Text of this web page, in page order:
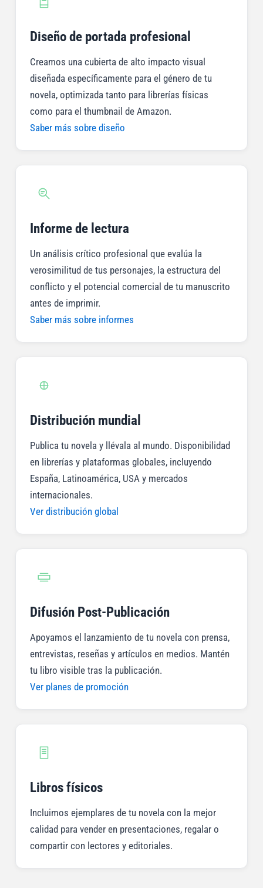
Diseño de portada profesional
Creamos una cubierta de alto impacto visual
diseñada específicamente para el género de tu
novela, optimizada tanto para librerías físicas
como para el thumbnail de Amazon.
Saber más sobre diseño
Informe de lectura
Un análisis crítico profesional que evalúa la
verosimilitud de tus personajes, la estructura del
conflicto y el potencial comercial de tu manuscrito
antes de imprimir.
Saber más sobre informes
Distribución mundial
Publica tu novela y llévala al mundo. Disponibilidad
en librerías y plataformas globales, incluyendo
España, Latinoamérica, USA y mercados
internacionales.
Ver distribución global
Difusión Post-Publicación
Apoyamos el lanzamiento de tu novela con prensa,
entrevistas, reseñas y artículos en medios. Mantén
tu libro visible tras la publicación.
Ver planes de promoción
Libros físicos
Incluimos ejemplares de tu novela con la mejor
calidad para vender en presentaciones, regalar o
compartir con lectores y editoriales.